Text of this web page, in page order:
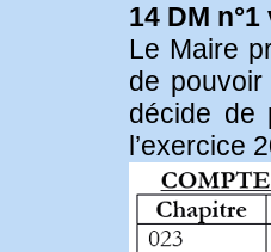
14 DM
Le Maire
de
décide de
l’exercice